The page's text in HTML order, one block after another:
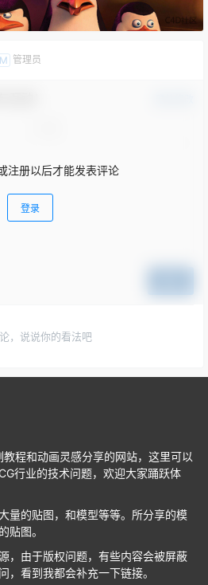
M 管理员
注册以后才能发表评论
登录
，说说你的看法吧
程和动画灵感分享的网站，这里可以
行业的技术问题，欢迎大家踊跃体
量的贴图，和模型等等。所分享的模
贴图。
，由于版权问题，有些内容会被屏蔽
，看到我都会补充一下链接。